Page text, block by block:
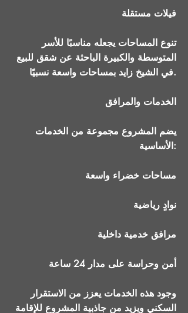
فيلات مستقلة
تنوع المساحات يجعله مناسبًا للأسر
المتوسطة والكبيرة الباحثة عن شقق للبيع
في الشيخ زايد بمساحات واسعة نسبيًا.
الخدمات والمرافق
يضم المشروع مجموعة من الخدمات
الأساسية:
مساحات خضراء واسعة
نوادٍ رياضية
مرافق خدمية داخلية
أمن وحراسة على مدار 24 ساعة
وجود هذه الخدمات يعزز من الاستقرار
السكني ويزيد من جاذبية المشروع للإقامة